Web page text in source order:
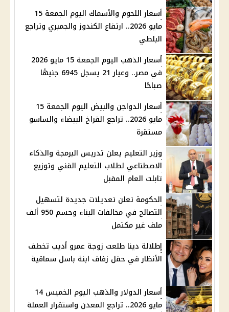
أسعار اللحوم والأسماك اليوم الجمعة 15
مايو 2026.. ارتفاع الكندوز والجمبري وتراجع
البلطي
أسعار الذهب اليوم الجمعة 15 مايو 2026
في مصر.. وعيار 21 يسجل 6945 جنيهًا
صباحًا
أسعار الدواجن والبيض اليوم الجمعة 15
مايو 2026.. تراجع الفراخ البيضاء والساسو
مستقرة
وزير التعليم يعلن تدريس البرمجة والذكاء
الاصطناعي لطلاب التعليم الفني وتوزيع
تابلت العام المقبل
الحكومة تعلن تعديلات جديدة لتسهيل
التصالح في مخالفات البناء وحسم 950 ألف
ملف غير مكتمل
إطلالة دينا طلعت زوجة عمرو أديب تخطف
الأنظار في حفل زفاف ابنة باسل سماقية
أسعار الدولار والذهب اليوم الخميس 14
مايو 2026.. تراجع المعدن واستقرار العملة